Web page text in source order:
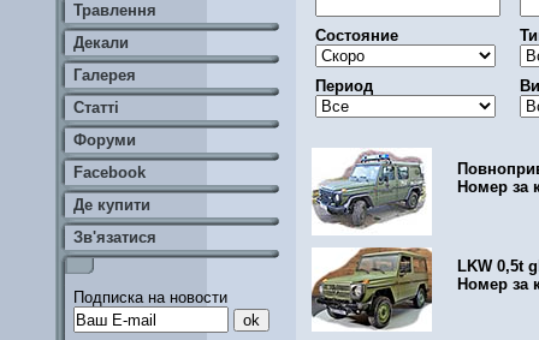
Состояние
Период
Номер за
LKW 0,5t
Номер за
Травлення
Декали
Галерея
Статті
Форуми
Facebook
Де купити
Зв'язатися
Подписка на новости